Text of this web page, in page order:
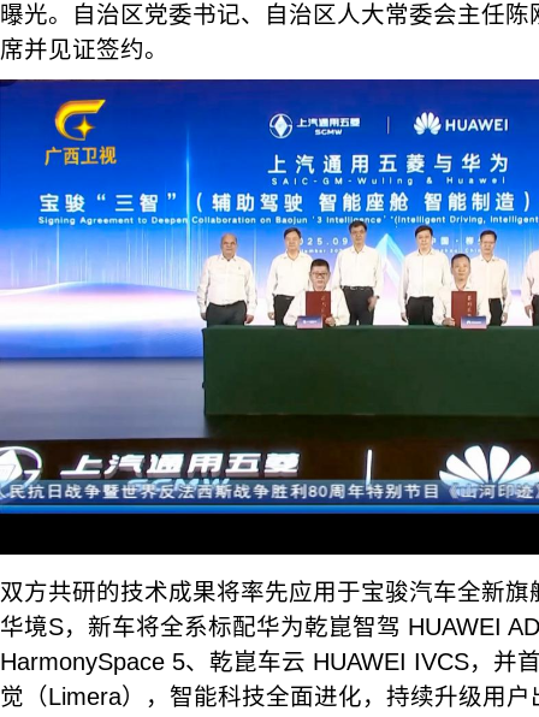
曝光。自治区党委书记、自治区人大常委会主任
席并见证签约。
双方共研的技术成果将率先应用于宝骏汽车全新
华境S，新车将全系标配华为乾崑智驾 HUAWEI
HarmonySpace 5、乾崑车云 HUAWEI IVCS，并
觉（Limera），智能科技全面进化，持续升级用